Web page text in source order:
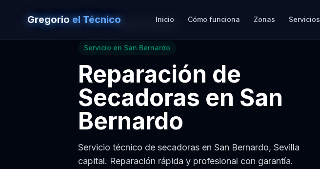
Gregorioel Técnico Inicio Cómo funciona Zonas Servicios
Volver aReparación de Secadoras en Sevilla
Servicio en San Bernardo
Reparación de
Secadoras en San
Bernardo
Servicio técnico de secadoras en San Bernardo, Sevilla
capital. Reparación rápida y profesional con garantía.